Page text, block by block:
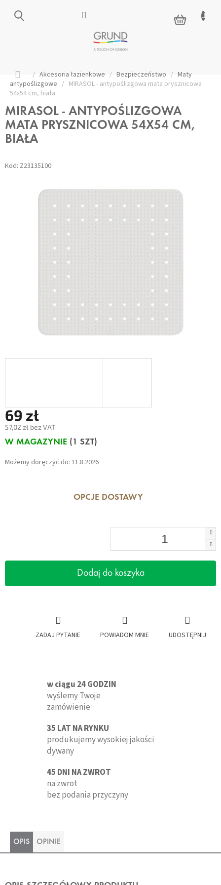
KOSZYK
Home
/ Akcesoria łazienkowe / Bezpieczeństwo / Maty
antypoślizgowe / MIRASOL - antypoślizgowa mata prysznicowa
54x54 cm, biała
MIRASOL - ANTYPOŚLIZGOWA
MATA PRYSZNICOWA 54X54 CM,
BIAŁA
Kod: Z23135100
69 zł
57,02 zł bez VAT
Cena
W MAGAZYNIE (1 SZT)
Możemy doręczyć do: 11.8.2026
OPCJE DOSTAWY
Dodaj do koszyka
ZADAJ PYTANIE POWIADOM MNIE UDOSTĘPNIJ
w ciągu 24 GODZIN
wyślemy Twoje
zamówienie
35 LAT NA RYNKU
produkujemy wysokiej jakości
dywany
45 DNI NA ZWROT
na zwrot
bez podania przyczyny
OPIS OPINIE